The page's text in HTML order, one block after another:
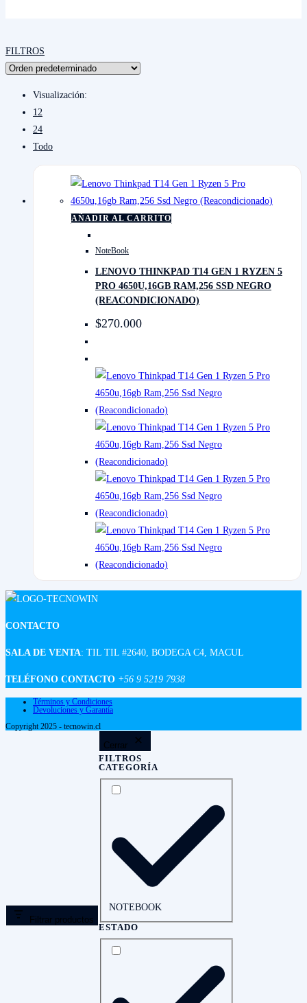
FILTROS
Visualización:
12
24
Todo
AÑADIR AL CARRITO
NoteBook
LENOVO THINKPAD T14 GEN 1 RYZEN 5
PRO 4650U,16GB RAM,256 SSD NEGRO
(REACONDICIONADO)
$270.000
CONTACTO
SALA DE VENTA: TIL TIL #2640, BODEGA C4, MACUL
TELÉFONO CONTACTO +56 9 5219 7938
Términos y Condiciones
Devoluciones y Garantía
Copyright 2025 - tecnowin.cl
Filtrar productos
Cerrar
FILTROS
CATEGORÍA
CATEGORÍA
NOTEBOOK
ESTADO
ESTADO